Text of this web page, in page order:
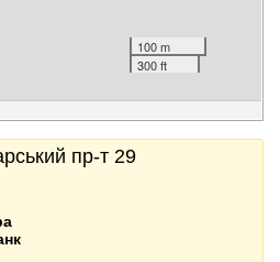
100 m
300 ft
пр-т 29